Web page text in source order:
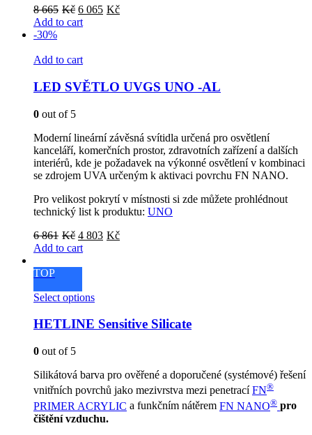
8 665 Kč Original
price
665Kč.
6 065 KčCurrent
Add to cart
-30%
Add to cart
LED SVĚTLO UVGS UNO -AL
0 out of 5
Moderní lineární závěsná svítidla určená pro osvětlení
kanceláří, komerčních prostor, zdravotních zařízení a dalších
interiérů, kde je požadavek na výkonné osvětlení v kombinaci
se zdrojem UVA určeným k aktivaci povrchu FN NANO.
Pro velikost pokrytí v místnosti si zde můžete prohlédnout
technický list k produktu: UNO
6 861 Kč Original
price
4 803 KčCurrent
Add to cart
TOP
Select options
HETLINE Sensitive Silicate
0 out of 5
Silikátová barva pro ověřené a doporučené (systémové) řešení
vnitřních povrchů jako mezivrstva mezi penetrací FN®
PRIMER ACRYLIC a funkčním nátěrem FN NANO® pro
čištění vzduchu.